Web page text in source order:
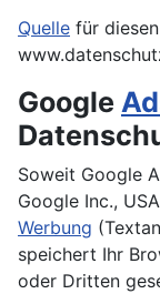
Quelle für
Google
Soweit Google
Google Inc.,
Werbung
speichert Ihr
oder Dritten